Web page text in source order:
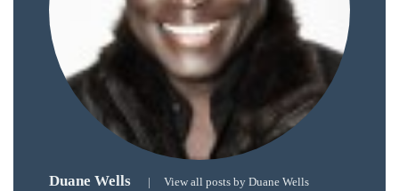
Duane Wells View all posts by Duane Wells